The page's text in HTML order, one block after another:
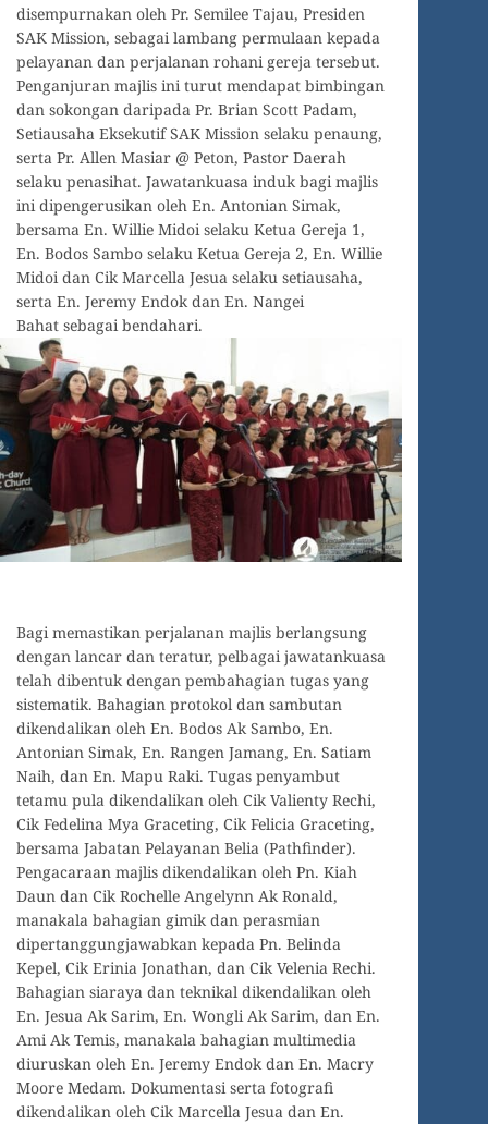
disempurnakan oleh Pr. Semilee Tajau, Presiden
SAK Mission, sebagai lambang permulaan kepada
pelayanan dan perjalanan rohani gereja tersebut.
Penganjuran majlis ini turut mendapat bimbingan
dan sokongan daripada Pr. Brian Scott Padam,
Setiausaha Eksekutif SAK Mission selaku penaung,
serta Pr. Allen Masiar @ Peton, Pastor Daerah
selaku penasihat. Jawatankuasa induk bagi majlis
ini dipengerusikan oleh En. Antonian Simak,
bersama En. Willie Midoi selaku Ketua Gereja 1,
En. Bodos Sambo selaku Ketua Gereja 2, En. Willie
Midoi dan Cik Marcella Jesua selaku setiausaha,
serta En. Jeremy Endok dan En. Nangei
Bahat sebagai bendahari.
Bagi memastikan perjalanan majlis berlangsung
dengan lancar dan teratur, pelbagai jawatankuasa
telah dibentuk dengan pembahagian tugas yang
sistematik. Bahagian protokol dan sambutan
dikendalikan oleh En. Bodos Ak Sambo, En.
Antonian Simak, En. Rangen Jamang, En. Satiam
Naih, dan En. Mapu Raki. Tugas penyambut
tetamu pula dikendalikan oleh Cik Valienty Rechi,
Cik Fedelina Mya Graceting, Cik Felicia Graceting,
bersama Jabatan Pelayanan Belia (Pathfinder).
Pengacaraan majlis dikendalikan oleh Pn. Kiah
Daun dan Cik Rochelle Angelynn Ak Ronald,
manakala bahagian gimik dan perasmian
dipertanggungjawabkan kepada Pn. Belinda
Kepel, Cik Erinia Jonathan, dan Cik Velenia Rechi.
Bahagian siaraya dan teknikal dikendalikan oleh
En. Jesua Ak Sarim, En. Wongli Ak Sarim, dan En.
Ami Ak Temis, manakala bahagian multimedia
diuruskan oleh En. Jeremy Endok dan En. Macry
Moore Medam. Dokumentasi serta fotografi
dikendalikan oleh Cik Marcella Jesua dan En.